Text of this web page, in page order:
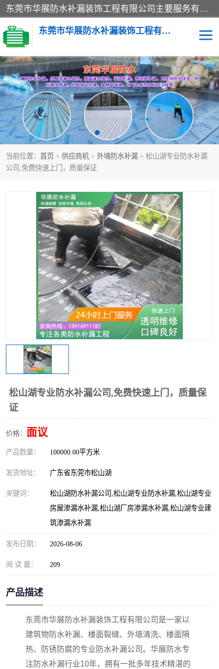
东莞市华展防水补漏装饰工程有限公司主要服务有：东莞防水补漏，东莞厂房防水补漏，东莞房屋渗漏水维修，楼面漏水维修，裂缝补漏，伸缩缝补漏，卫生间防水改造，厕所漏水补漏，外墙窗台补漏，电梯井堵漏，地下车库防水引水工程等
东莞市华展防水补漏装饰工程有限公司
当前位置： 首页 > 供应商机 > 外墙防水补漏 > 松山湖专业防水补漏
公司,免费快速上门，质量保证
松山湖专业防水补漏公司,免费快速上门，质量保
证
价格： 面议
产品数量： 100000.00平方米
发货地址： 广东省东莞市松山湖
关键词：
松山湖防水补漏公司,松山湖专业防水补漏,松山湖专业
房屋渗漏水补漏,松山湖厂房渗漏水补漏,松山湖专业建
筑渗漏水补漏
发布日期： 2026-08-06
阅 读 量： 209
产品描述
东莞市华展防水补漏装饰工程有限公司是一家以
建筑物防水补漏、楼面裂缝、外墙清洗、楼面隔
热、防锈防腐的专业防水补漏公司。华展防水专
注防水补漏行业10年，拥有一批多年技术精湛的
楼面防水补漏 外墙防水补漏
阳台卫生间防水补漏 地下室防水补漏
金属房搭建及补漏